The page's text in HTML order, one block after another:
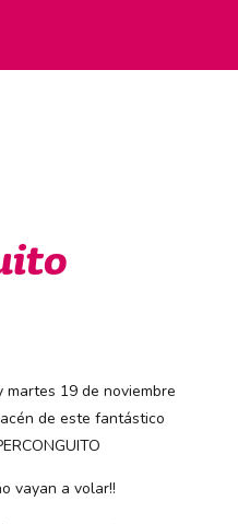
19 de noviembre
de este fantástico
vayan a volar!!